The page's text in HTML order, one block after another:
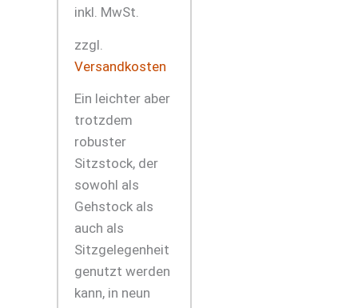
inkl. MwSt.
zzgl.
Versandkosten
Ein leichter aber
trotzdem
robuster
Sitzstock, der
sowohl als
Gehstock als
auch als
Sitzgelegenheit
genutzt werden
kann, in neun